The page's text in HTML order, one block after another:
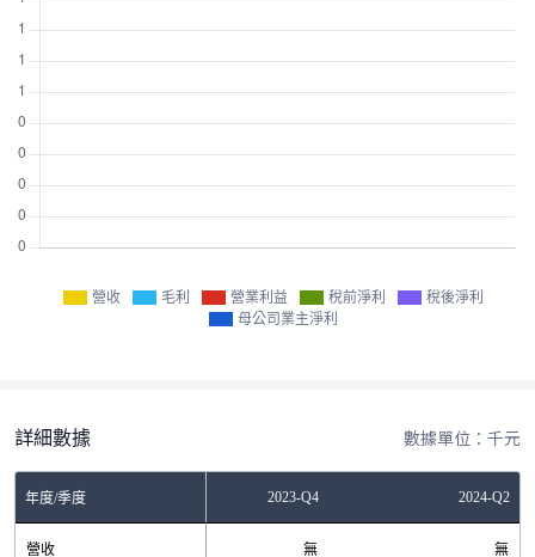
營收 毛利 營業利益 稅前淨利
稅後淨利
母公司業主淨利
詳細數據 數據單位：千元
年度/季度2023-Q2 2023-Q4 2024-Q2
營收 無 無